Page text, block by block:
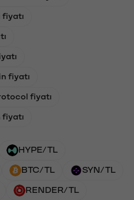
fiyatı
fiyatı
fiyatı
fiyatı
HYPE/TL
BTC/TL SYN/TL
RENDER/TL